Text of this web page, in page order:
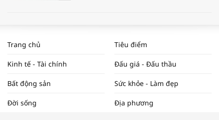
NAM NĂM 2024 VÀ NĂM 2025 | NHỊP
ĐẬP THỊ TRƯỜNG #62
Tọa đàm “Xúc tiến thương mại: Khơi
Trang chủ Tiêu điểm
Kinh tế - Tài chính Đấu giá - Đấu thầu
Bất động sản Sức khỏe - Làm đẹp
Đời sống Địa phương